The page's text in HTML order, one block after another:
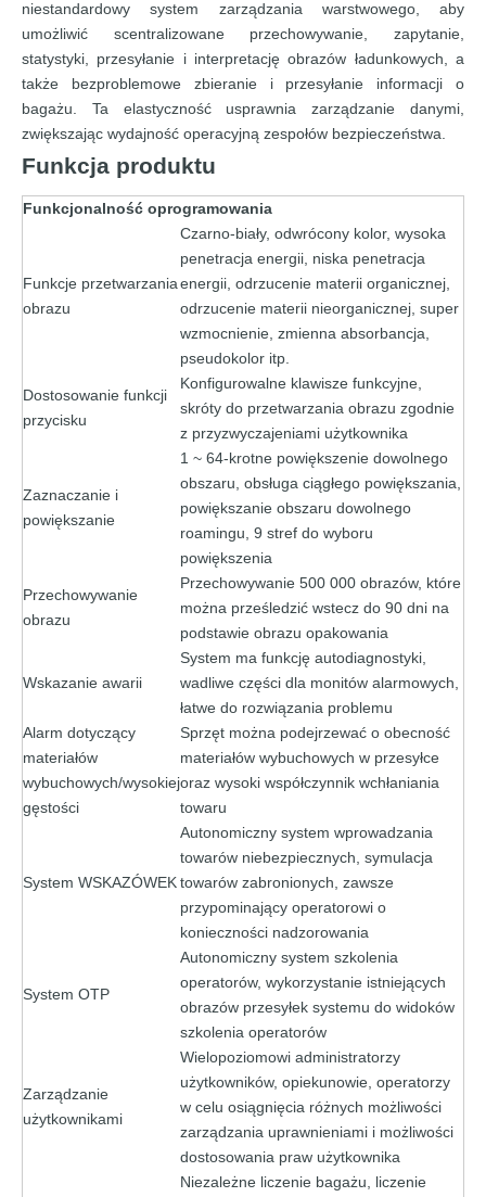
niestandardowy system zarządzania warstwowego, aby
umożliwić scentralizowane przechowywanie, zapytanie,
statystyki, przesyłanie i interpretację obrazów ładunkowych, a
także bezproblemowe zbieranie i przesyłanie informacji o
bagażu. Ta elastyczność usprawnia zarządzanie danymi,
zwiększając wydajność operacyjną zespołów bezpieczeństwa.
Funkcja produktu
Funkcjonalność oprogramowania
Funkcje przetwarzania
obrazu
Czarno-biały, odwrócony kolor, wysoka
penetracja energii, niska penetracja
energii, odrzucenie materii organicznej,
odrzucenie materii nieorganicznej, super
wzmocnienie, zmienna absorbancja,
pseudokolor itp.
Dostosowanie funkcji
przycisku
Konfigurowalne klawisze funkcyjne,
skróty do przetwarzania obrazu zgodnie
z przyzwyczajeniami użytkownika
Zaznaczanie i
powiększanie
1 ~ 64-krotne powiększenie dowolnego
obszaru, obsługa ciągłego powiększania,
powiększanie obszaru dowolnego
roamingu, 9 stref do wyboru
powiększenia
Przechowywanie
obrazu
Przechowywanie 500 000 obrazów, które
można prześledzić wstecz do 90 dni na
podstawie obrazu opakowania
Wskazanie awarii
System ma funkcję autodiagnostyki,
wadliwe części dla monitów alarmowych,
łatwe do rozwiązania problemu
Alarm dotyczący
materiałów
wybuchowych/wysokiej
gęstości
Sprzęt można podejrzewać o obecność
materiałów wybuchowych w przesyłce
oraz wysoki współczynnik wchłaniania
towaru
System WSKAZÓWEK
Autonomiczny system wprowadzania
towarów niebezpiecznych, symulacja
towarów zabronionych, zawsze
przypominający operatorowi o
konieczności nadzorowania
System OTP
Autonomiczny system szkolenia
operatorów, wykorzystanie istniejących
obrazów przesyłek systemu do widoków
szkolenia operatorów
Zarządzanie
użytkownikami
Wielopoziomowi administratorzy
użytkowników, opiekunowie, operatorzy
w celu osiągnięcia różnych możliwości
zarządzania uprawnieniami i możliwości
dostosowania praw użytkownika
Niezależne liczenie bagażu, liczenie